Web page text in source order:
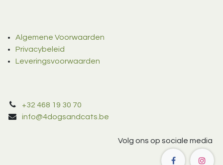
Algemene Voorwaarden
Privacybeleid
Leveringsvoorwaarden
+32 468 19 30 70
info@4dogsandcats.be
Volg ons op sociale media